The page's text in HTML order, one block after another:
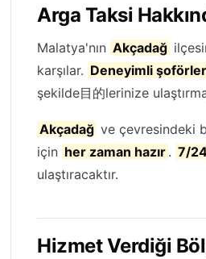
Arga Taksi
Malatya'nın Akçadağ
karşılar. Deneyimli
şekilde目的lerinize
Akçadağ ve çevresindeki
için her zaman hazır . 7/
ulaştıracaktır.
Hizmet Verdiği